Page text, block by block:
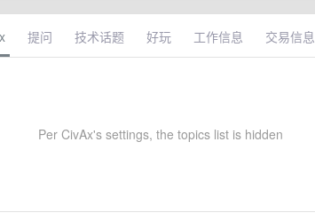
提问 技术话题 好玩 工作信息 交易信息
Per CivAx's settings, the topics list is hidden